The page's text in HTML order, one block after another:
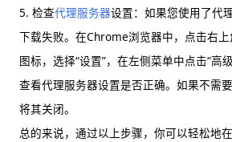
5. 检查代理服务器设置：如果您使用了代
下载失败。在Chrome浏览器中，点击右上
图标，选择“设置”，在左侧菜单中点击“高
查看代理服务器设置是否正确。如果不需
将其关闭。
总的来说，通过以上步骤，你可以轻松地